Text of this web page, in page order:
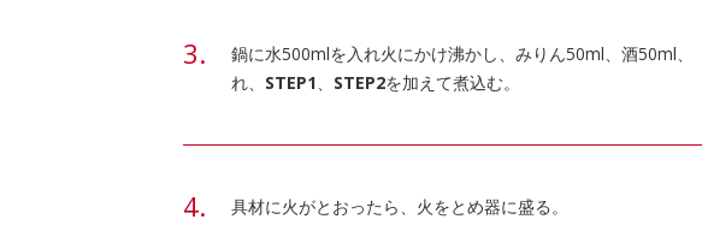
鍋に水500mlを入れ火にかけ沸かし、みりん50ml、酒50ml、
れ、 STEP1、 STEP2を加えて煮込む。
具材に火がとおったら、火をとめ器に盛る。